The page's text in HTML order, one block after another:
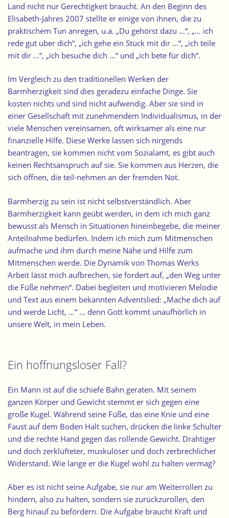
Land nicht nur Gerechtigkeit braucht. An den Beginn des
Elisabeth-Jahres 2007 stellte er einige von ihnen, die zu
praktischem Tun anregen, u.a. „Du gehörst dazu …“, „… ich
rede gut über dich“, „ich gehe ein Stück mit dir …“, „ich teile
mit dir …“, „ich besuche dich …“ und „ich bete für dich“.
Im Vergleich zu den traditionellen Werken der
Barmherzigkeit sind dies geradezu einfache Dinge. Sie
kosten nichts und sind nicht aufwendig. Aber sie sind in
einer Gesellschaft mit zunehmendem Individualismus, in der
viele Menschen vereinsamen, oft wirksamer als eine nur
finanzielle Hilfe. Diese Werke lassen sich nirgends
beantragen, sie kommen nicht vom Sozialamt, es gibt auch
keinen Rechtsanspruch auf sie. Sie kommen aus Herzen, die
sich öffnen, die teil-nehmen an der fremden Not.
Barmherzig zu sein ist nicht selbstverständlich. Aber
Barmherzigkeit kann geübt werden, in dem ich mich ganz
bewusst als Mensch in Situationen hineinbegebe, die meiner
Anteilnahme bedürfen. Indem ich mich zum Mitmenschen
aufmache und ihm durch meine Nähe und Hilfe zum
Mitmenschen werde. Die Dynamik von Thomas Werks
Arbeit lässt mich aufbrechen, sie fordert auf, „den Weg unter
die Füße nehmen“. Dabei begleiten und motivieren Melodie
und Text aus einem bekannten Adventslied: „Mache dich auf
und werde Licht, …“ … denn Gott kommt unaufhörlich in
unsere Welt, in mein Leben.
Ein hoffnungsloser Fall?
Ein Mann ist auf die schiefe Bahn geraten. Mit seinem
ganzen Körper und Gewicht stemmt er sich gegen eine
große Kugel. Während seine Füße, das eine Knie und eine
Faust auf dem Boden Halt suchen, drücken die linke Schulter
und die rechte Hand gegen das rollende Gewicht. Drahtiger
und doch zerklüfteter, muskulöser und doch zerbrechlicher
Widerstand. Wie lange er die Kugel wohl zu halten vermag?
Aber es ist nicht seine Aufgabe, sie nur am Weiterrollen zu
hindern, also zu halten, sondern sie zurückzurollen, den
Berg hinauf zu befördern. Die Aufgabe braucht Kraft und